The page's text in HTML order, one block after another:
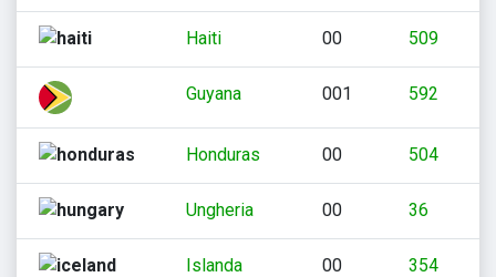
Haiti 00 509
Guyana 001 592
Honduras 00 504
Ungheria 00 36
Islanda 00 354